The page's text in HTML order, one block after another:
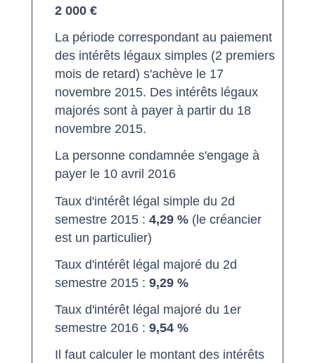
2 000 €
La période correspondant au paiement
des intérêts légaux simples (2 premiers
mois de retard) s'achève le 17
novembre 2015. Des intérêts légaux
majorés sont à payer à partir du 18
novembre 2015.
La personne condamnée s'engage à
payer le 10 avril 2016
Taux d'intérêt légal simple du 2d
semestre 2015 : 4,29 % (le créancier
est un particulier)
Taux d'intérêt légal majoré du 2d
semestre 2015 : 9,29 %
Taux d'intérêt légal majoré du 1er
semestre 2016 : 9,54 %
Il faut calculer le montant des intérêts